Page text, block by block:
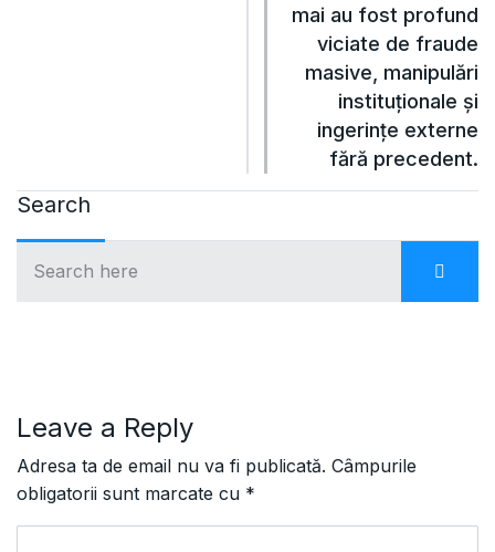
mai au fost profund
viciate de fraude
masive, manipulări
instituționale și
ingerințe externe
fără precedent.
Search
Leave a Reply
Adresa ta de email nu va fi publicată. Câmpurile
obligatorii sunt marcate cu *